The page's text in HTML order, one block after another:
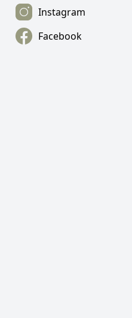
Instagram
Facebook